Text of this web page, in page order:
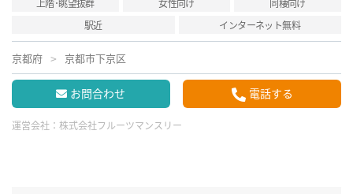
上階･眺望抜群 女性向け
同棲向け
駅近
インターネット無料
京都府 京都市下京区
お問合わせ 電話する
運営会社： 株式会社フルーツマンスリー